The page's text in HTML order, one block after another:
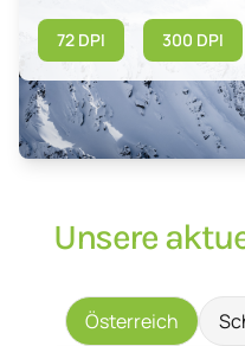
72 DPI 300 DPI
Unsere
Österreich